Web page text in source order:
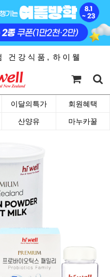
건 강 식 품 , 하 이 웰
이달의특가 회원혜택
산양유 마누카꿀